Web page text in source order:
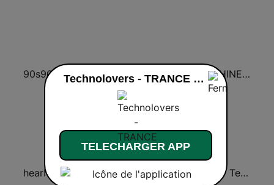
90s90s Techno RauteMusik - TECHNO SUNSHINE LIVE - Trance
Discover Trance Radio Best Of Techno
Technolovers - TRANCE en ligne
TELECHARGER APP